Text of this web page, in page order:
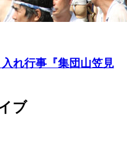
れ行事『集団山笠見
ブ